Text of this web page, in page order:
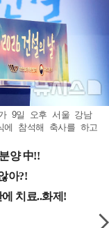
9일 오후 서울 강남
에 참석해 축사를 하고